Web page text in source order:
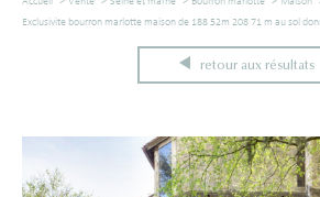
Exclusivite bourron marlotte maison de 188 52m 208 71 m au sol
retour aux résultats